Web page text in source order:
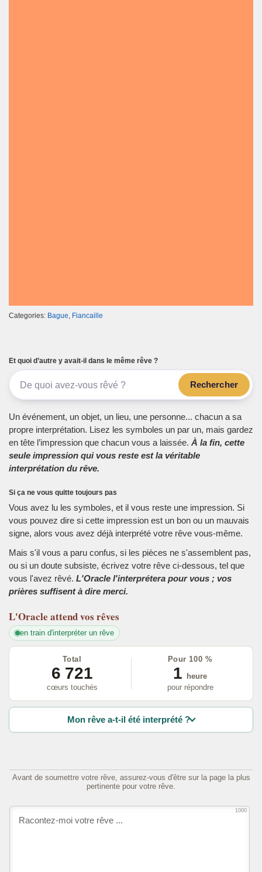
Categories: Bague, Fiancaille
Et quoi d’autre y avait-il dans le même rêve ?
Rechercher
Un événement, un objet, un lieu, une personne... chacun a sa
propre interprétation. Lisez les symboles un par un, mais gardez
en tête l’impression que chacun vous a laissée. À la fin, cette
seule impression qui vous reste est la véritable
interprétation du rêve.
Si ça ne vous quitte toujours pas
Vous avez lu les symboles, et il vous reste une impression. Si
vous pouvez dire si cette impression est un bon ou un mauvais
signe, alors vous avez déjà interprété votre rêve vous-même.
Mais s'il vous a paru confus, si les pièces ne s'assemblent pas,
ou si un doute subsiste, écrivez votre rêve ci-dessous, tel que
vous l'avez rêvé. L'Oracle l'interprétera pour vous ; vos
prières suffisent à dire merci.
L'Oracle attend vos rêves
en train d'interpréter un rêve
Total
6 721
cœurs touchés
Pour 100 %
1
heure
pour répondre
Mon rêve a-t-il été interprété ?
Avant de soumettre votre rêve, assurez-vous d'être sur la page la plus
pertinente pour votre rêve.
1000